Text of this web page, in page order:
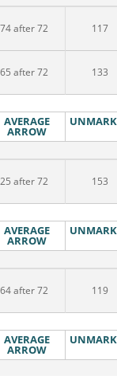
after 72 117
after 72 133
AVERAGE
ARROW
after 72 153
AVERAGE
ARROW
after 72 119
AVERAGE
ARROW